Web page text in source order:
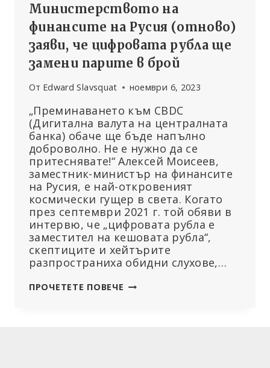
Министерството на
финансите на Русия (отново)
заяви, че цифровата рубла ще
замени парите в брой
От Edward Slavsquat ноември 6, 2023
„Преминаването към CBDC
(Дигитална валута на централната
банка) обаче ще бъде напълно
доброволно. Не е нужно да се
притеснявате!“ Алексей Моисеев,
заместник-министър на финансите
на Русия, е най-откровеният
космически гущер в света. Когато
през септември 2021 г. той обяви в
интервю, че „цифровата рубла е
заместител на кешовата рубла“,
скептиците и хейтърите
разпространиха обидни слухове,…
ПРОЧЕТЕТЕ ПОВЕЧЕ МИНИСТЕРСТВОТО